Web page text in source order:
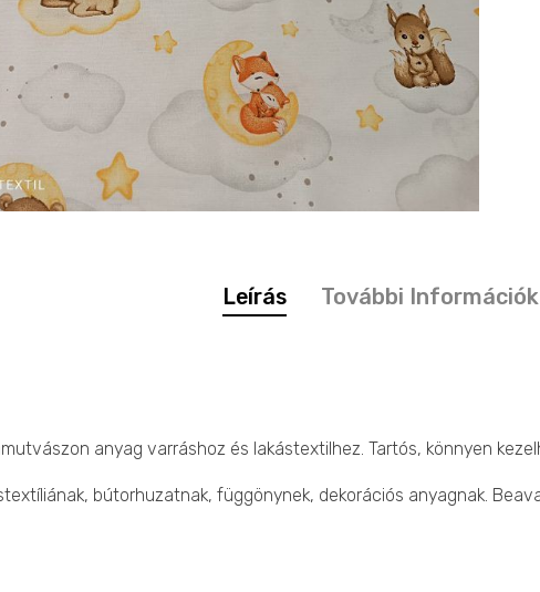
Leírás További Információk
anyag varráshoz és lakástextilhez. Tartós, könnyen
bútorhuzatnak, függönynek, dekorációs anyagnak.